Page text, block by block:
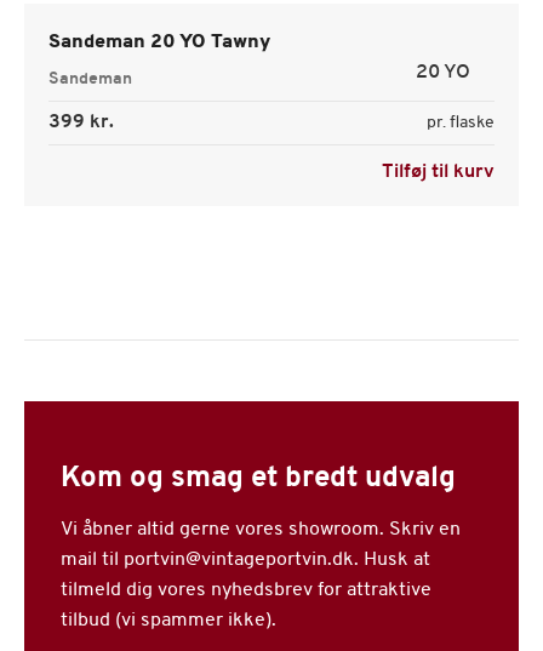
Sandeman 20 YO Tawny
Sandeman 20 YO
399 kr. pr. flaske
Tilføj til kurv
Kom og smag et bredt udvalg
Vi åbner altid gerne vores showroom. Skriv en
mail til portvin@vintageportvin.dk. Husk at
tilmeld dig vores nyhedsbrev for attraktive
tilbud (vi spammer ikke).